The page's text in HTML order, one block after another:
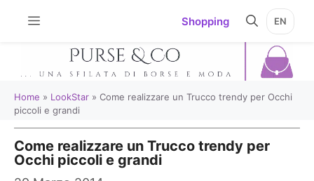
Shopping EN
Home » LookStar » Come realizzare un Trucco trendy per Occhi
piccoli e grandi
Come realizzare un Trucco trendy per
Occhi piccoli e grandi